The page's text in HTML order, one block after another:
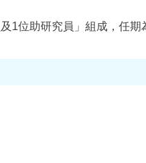
1位助研究員」組成，任期